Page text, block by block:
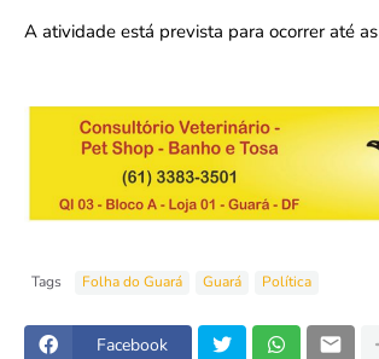
A atividade está prevista para ocorrer até as
Tags Folha do Guará Guará Política
Facebook